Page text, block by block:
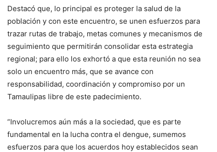
Destacó que, lo principal es proteger la salud de la
población y con este encuentro, se unen esfuerzos para
trazar rutas de trabajo, metas comunes y mecanismos de
seguimiento que permitirán consolidar esta estrategia
regional; para ello los exhortó a que esta reunión no sea
solo un encuentro más, que se avance con
responsabilidad, coordinación y compromiso por un
Tamaulipas libre de este padecimiento.
“Involucremos aún más a la sociedad, que es parte
fundamental en la lucha contra el dengue, sumemos
esfuerzos para que los acuerdos hoy establecidos sean